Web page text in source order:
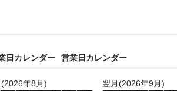
営業日カレンダー
年8月)
翌月(2026年9月)